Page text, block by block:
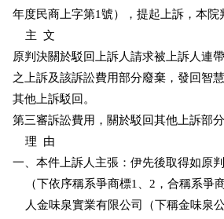
年度民商上字第1號），提起上訴，本院
    主  文
原判決關於駁回上訴人請求被上訴人連
之上訴及該訴訟費用部分廢棄，發回智
其他上訴駁回。
第三審訴訟費用，關於駁回其他上訴部
    理  由
一、本件上訴人主張：伊先後取得如原
（下依序稱系爭商標1、2，合稱系爭
人金味泉實業有限公司（下稱金味泉